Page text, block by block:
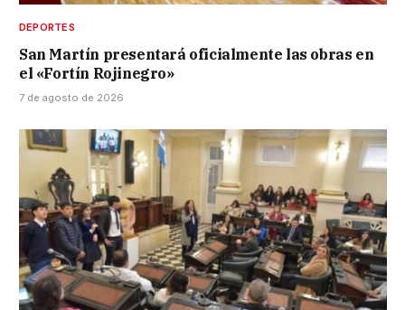
DEPORTES
San Martín presentará oficialmente las obras en
el «Fortín Rojinegro»
7 de agosto de 2026